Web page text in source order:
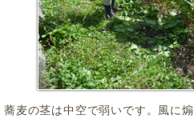
蕎麦の茎は中空で弱いです。風に